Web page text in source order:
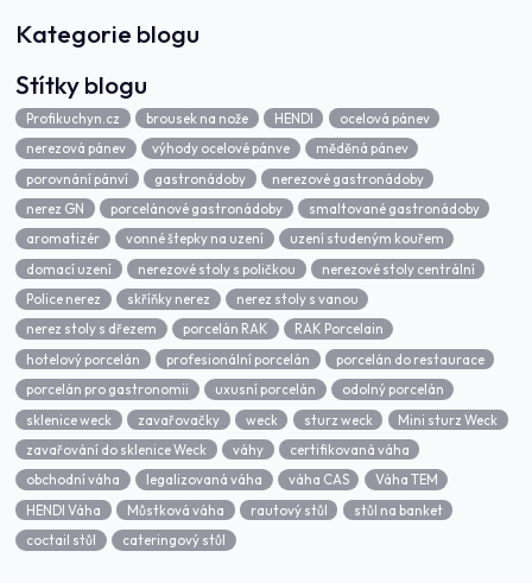
Kategorie blogu
Štítky blogu
Profikuchyn.cz brousek na nože HENDI
ocelová pánev
nerezová pánev
výhody ocelové pánve
měděná pánev
porovnání pánví
gastronádoby
nerezové gastronádoby
nerez GN
porcelánové gastronádoby
smaltované gastronádoby
aromatizér
vonné štepky na uzení
uzení studeným kouřem
domací uzení
nerezové stoly s poličkou
nerezové stoly centrální
Police nerez
skříňky nerez
nerez stoly s vanou
nerez stoly s dřezem
porcelán RAK
RAK Porcelain
hotelový porcelán
profesionální porcelán
porcelán do restaurace
porcelán pro gastronomii
uxusní porcelán
odolný porcelán
sklenice weck
zavařovačky weck sturz weck
Mini sturz Weck
zavařování do sklenice Weck
váhy
certifikovaná váha
obchodní váha
legalizovaná váha váha CAS
Váha TEM
HENDI Váha
Můstková váha rautový stůl
stůl na banket
coctail stůl
cateringový stůl